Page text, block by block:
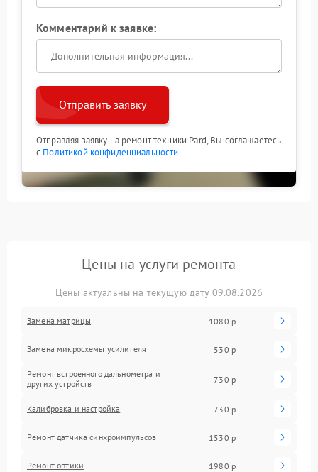
Комментарий к заявке:
Отправить заявку
Отправляя заявку на ремонт техники Pard, Вы соглашаетесь
с Политикой конфиденциальности
Цены на услуги ремонта
Цены актуальны на текущую дату 09.08.2026
Замена матрицы 1080 р
Замена микросхемы усилителя 530 р
Ремонт встроенного дальнометра и
других устройств
730 р
Калибровка и настройка 730 р
Ремонт датчика синхроимпульсов 1530 р
Ремонт оптики 1980 р